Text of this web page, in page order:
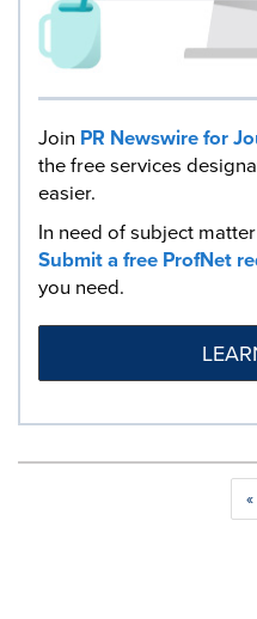
Join PR Newswire for
the free services
easier.
In need of subject
Submit a free ProfNet
you need.
«